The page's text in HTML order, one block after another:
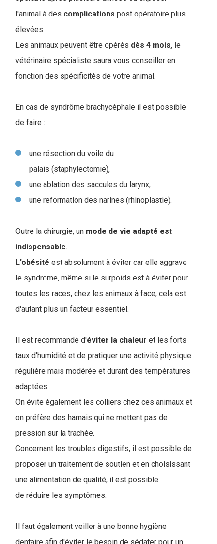
l'animal à des complications post opératoire plus
élevées.
Les animaux peuvent être opérés dès 4 mois, le
vétérinaire spécialiste saura vous conseiller en
fonction des spécificités de votre animal.
En cas de syndrôme brachycéphale il est possible
de faire :
une résection du voile du
palais (staphylectomie),
une ablation des saccules du larynx,
une reformation des narines (rhinoplastie).
Outre la chirurgie, un mode de vie adapté est
indispensable.
L'obésité est absolument à éviter car elle aggrave
le syndrome, même si le surpoids est à éviter pour
toutes les races, chez les animaux à face, cela est
d'autant plus un facteur essentiel.
Il est recommandé d'éviter la chaleur et les forts
taux d'humidité et de pratiquer une activité physique
régulière mais modérée et durant des températures
adaptées.
On évite également les colliers chez ces animaux et
on préfère des harnais qui ne mettent pas de
pression sur la trachée.
Concernant les troubles digestifs, il est possible de
proposer un traitement de soutien et en choisissant
une alimentation de qualité, il est possible
de réduire les symptômes.
l faut également veiller à une bonne hygiène
dentaire afin d'éviter le besoin de sédater pour un